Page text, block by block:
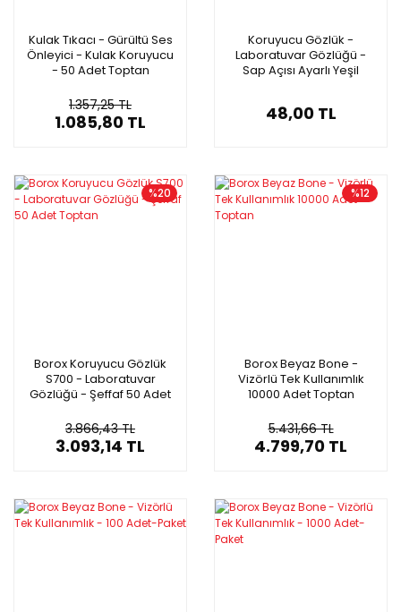
Kulak Tıkacı - Gürültü Ses
Önleyici - Kulak Koruyucu
- 50 Adet Toptan
1.357,25 TL
1.085,80 TL
Koruyucu Gözlük -
Laboratuvar Gözlüğü -
Sap Açısı Ayarlı Yeşil
48,00 TL
%20
Borox Koruyucu Gözlük
S700 - Laboratuvar
Gözlüğü - Şeffaf 50 Adet
3.866,43 TL
3.093,14 TL
%12
Borox Beyaz Bone -
Vizörlü Tek Kullanımlık
10000 Adet Toptan
5.431,66 TL
4.799,70 TL